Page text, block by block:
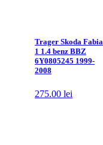
Trager Skoda Fabia
1 1.4 benz BBZ
6Y0805245 1999-
2008
275.00 lei